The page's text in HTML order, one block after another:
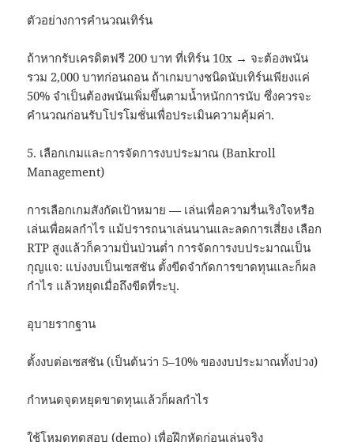
ตัวอย่างการคำนวณเทิร์น
ถ้าหากรับเครดิตฟรี 200 บาท ที่เทิร์น 10x → จะต้องพนัน
รวม 2,000 บาทก่อนถอน ถ้าเกมบางชนิดนับเทิร์นเพียงแค่
50% จำเป็นต้องพนันเพิ่มขึ้นตามน้ำหนักการนับ ซึ่งควรจะ
คำนวณก่อนรับโปรโมชั่นเพื่อประเมินความคุ้มค่า.
5. เลือกเกมและการจัดการงบประมาณ (Bankroll
Management)
การเลือกเกมสังกัดเป้าหมาย — เล่นเพื่อความรื่นเริงใจหรือ
เล่นเพื่อผลกำไร แม้ปรารถนาเล่นนานและลดการเสี่ยง เลือก
RTP สูงแล้วก็ความปั่นป่วนต่ำ การจัดการงบประมาณเป็น
กุญแจ: แบ่งงบเป็นเซสชัน ตั้งขีดจำกัดการขาดทุนและก็ผล
กำไร แล้วหยุดเมื่อถึงขีดที่ระบุ.
อุบายรากฐาน
ตั้งงบต่อเซสชัน (เป็นต้นว่า 5–10% ของงบประมาณทั้งปวง)
กำหนดจุดหยุดขาดทุนแล้วก็ผลกำไร
ใช้โหมดทดสอบ (demo) เพื่อฝึกหัดก่อนเล่นจริง